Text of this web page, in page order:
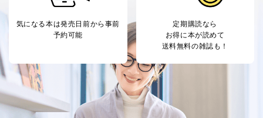
委託先：カスタマーサポート支援会社 、クレジッ
告配信サービス会社
提供先：出版社、出版物発売元、卸売会社、販売
店など商品の供給者、梱包会社、配送会社、新聞
販売店などの梱包・配送・配達会社
４．開示対象個人情報の「開示」「訂正」等の請求につ
いて
当社は、本人から、開示対象個人情報について利用目的
気になる本は発売日前から事前
予約可能
定期購読なら
お得に本が読めて
送料無料の雑誌も！